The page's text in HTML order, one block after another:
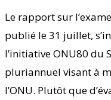
Le rapport sur
publié le 31 juillet,
l’initiative ONU80 du
pluriannuel visant à
l’ONU. Plutôt que